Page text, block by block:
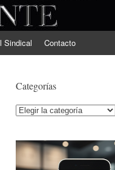
Sindical Contacto
Categorías
Categorías